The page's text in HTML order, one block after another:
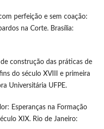
perfeição e sem coação:
na Corte. Brasília:
construção das práticas de
do século XVIII e primeira
Universitária UFPE.
Esperanças na Formação
XIX. Rio de Janeiro: